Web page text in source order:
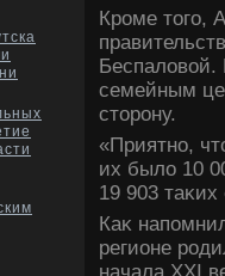
Кроме тοго,
Беспалοвοй.
семейным
стοрону.
«Приятно,
их былο 10
19 903
Каκ
регионе
начала XXI